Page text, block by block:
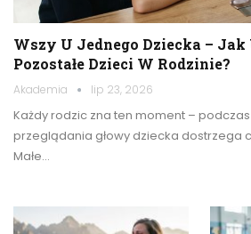
Wszy U Jednego Dziecka –
Pozostałe Dzieci W Rodzinie?
Akademia lip 23, 2026
Każdy rodzic zna ten moment –
przeglądania głowy dziecka dostrzega
Małe…